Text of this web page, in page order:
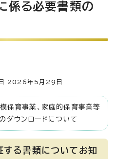
係る必要書類の
2026年5月29日
保育事業、家庭的保育事業等
ダウンロードについて
る書類についてお知